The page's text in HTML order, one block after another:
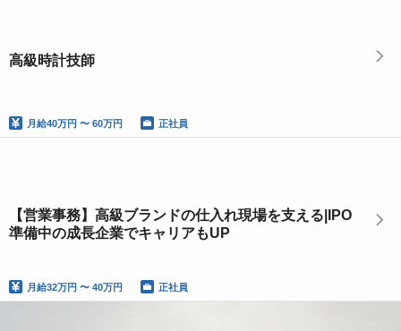
高級時計技師
月給40万円 〜 60万円 正社員
【営業事務】高級ブランドの仕入れ現場を支える|IPO
準備中の成長企業でキャリアもUP
月給32万円 〜 40万円 正社員